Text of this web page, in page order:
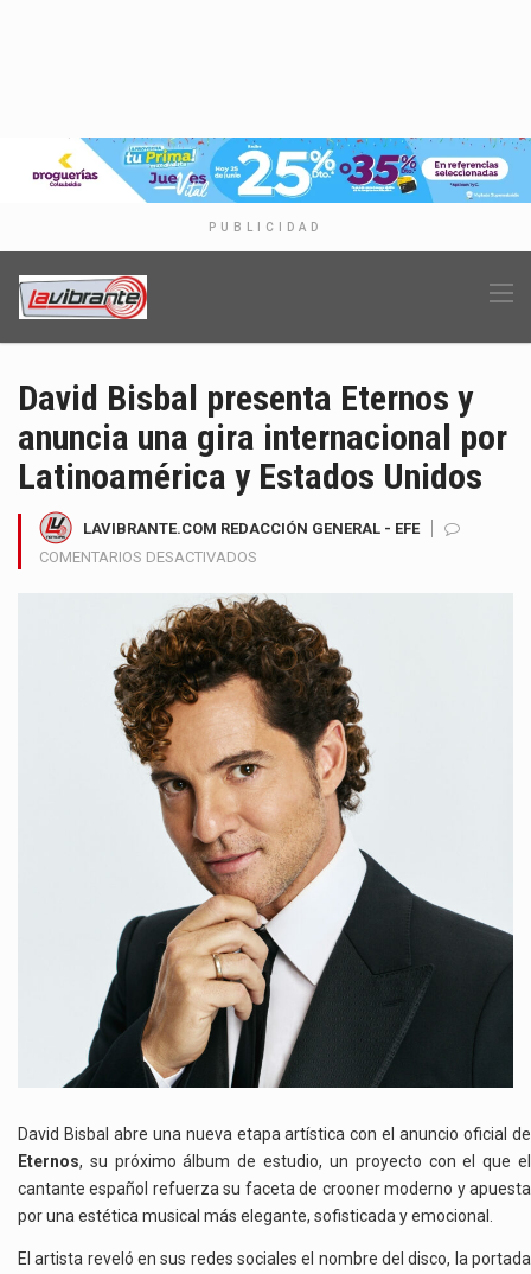
PUBLICIDAD
David Bisbal presenta Eternos y
anuncia una gira internacional por
Latinoamérica y Estados Unidos
LAVIBRANTE.COM REDACCIÓN GENERAL - EFE
COMENTARIOS DESACTIVADOS
BISBAL
PRESENTA
ETERNOS
Y
ANUNCIA
UNA
GIRA
INTERNACIONAL
POR
LATINOAMÉRICA
Y
ESTADOS
UNIDOS
David Bisbal abre una nueva etapa artística con el anuncio oficial de
Eternos, su próximo álbum de estudio, un proyecto con el que el
cantante español refuerza su faceta de crooner moderno y apuesta
por una estética musical más elegante, sofisticada y emocional.
El artista reveló en sus redes sociales el nombre del disco, la portada